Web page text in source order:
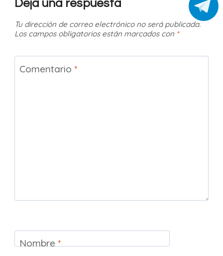
Deja una respuesta
Tu dirección de correo electrónico no será publicada.
Los campos obligatorios están marcados con *
Comentario *
Nombre*